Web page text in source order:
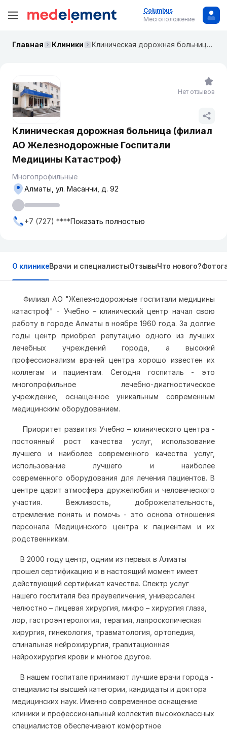
Columbus
Местоположение
Главная Клиники Клиническая дорожная больница (филиал АО Железнодорожные Госпитали Медицины Катастроф)
Клиническая дорожная больница (филиал
АО Железнодорожные Госпитали
Медицины Катастроф)
Многопрофильные
Алматы, ул. Масанчи, д. 92
+7 (727) ****Показать полностью
Нет отзывов
О клиникеВрачи и специалистыОтзывыЧто нового?
Филиал АО "Железнодорожные госпитали медицины
катастроф" - Учебно – клинический центр начал свою
работу в городе Алматы в ноябре 1960 года. За долгие
годы центр приобрел репутацию одного из лучших
лечебных учреждений города, а высокий
профессионализм врачей центра хорошо известен их
коллегам и пациентам. Сегодня госпиталь - это
многопрофильное лечебно-диагностическое
учреждение, оснащенное уникальным современным
медицинским оборудованием.
Приоритет развития Учебно – клинического центра -
постоянный рост качества услуг, использование
лучшего и наиболее современногокачества услуг,
использование лучшего и наиболее
современного оборудования для лечения пациентов. В
центре царит атмосфера дружелюбия и человеческого
участия. Вежливость, доброжелательность,
стремление понять и помочь - это основа отношения
персонала Медицинского центра к пациентам и их
родственникам.
В 2000 году центр, одним из первых в Алматы
прошел сертификацию и в настоящий момент имеет
действующий сертификат качества. Спектр услуг
нашего госпиталя без преувеличения, универсален:
челюстно – лицевая хирургия, микро – хирургия глаза,
лор, гастроэнтерология, терапия, лапроскопическая
хирургия, гинекология, травматология, ортопедия,
спинальная нейрохирургия, гравитационная
нейрохирургия крови и многое другое.
В нашем госпитале принимают лучшие врачи города -
специалисты высшей категории, кандидаты и доктора
медицинских наук. Именно современное оснащение
клиники и профессиональный коллектив высококлассных
специалистов обеспечивают комфортное